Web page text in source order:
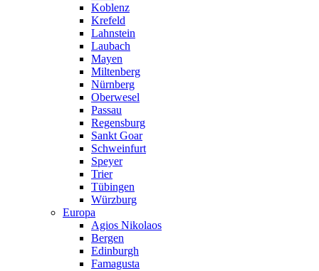
Koblenz
Krefeld
Lahnstein
Laubach
Mayen
Miltenberg
Nürnberg
Oberwesel
Passau
Regensburg
Sankt Goar
Schweinfurt
Speyer
Trier
Tübingen
Würzburg
Europa
Agios Nikolaos
Bergen
Edinburgh
Famagusta